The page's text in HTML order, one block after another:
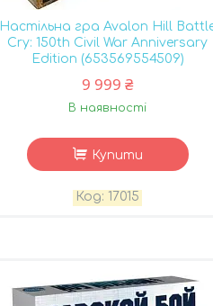
Настільна гра Avalon Hill
Cry: 150th Civil War Anniversary
Edition (653569554509)
9 999 ₴
В наявності
Купити
17015